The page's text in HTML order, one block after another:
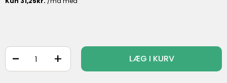
+
- LÆG I KURV